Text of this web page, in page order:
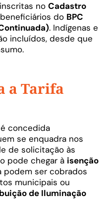
no Cadastro
do BPC
. Indígenas e
incluídos, desde que
a Tarifa
é concedida
se enquadra nos
de solicitação às
pode chegar à isenção
podem ser cobrados
municipais ou
de Iluminação